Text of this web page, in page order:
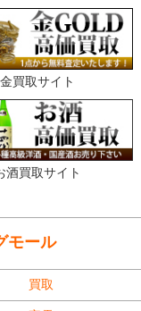
金買取サイト
酒買取サイト
モール
買取